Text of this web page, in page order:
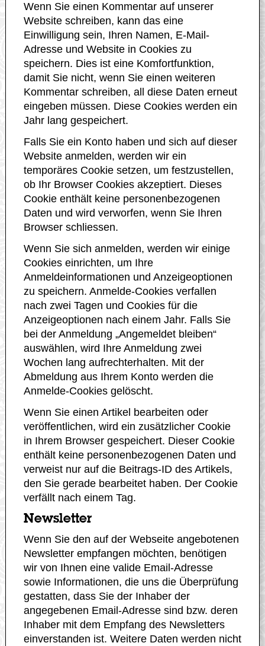
Wenn Sie einen Kommentar auf unserer
Website schreiben, kann das eine
Einwilligung sein, Ihren Namen, E-Mail-
Adresse und Website in Cookies zu
speichern. Dies ist eine Komfortfunktion,
damit Sie nicht, wenn Sie einen weiteren
Kommentar schreiben, all diese Daten erneut
eingeben müssen. Diese Cookies werden ein
Jahr lang gespeichert.
Falls Sie ein Konto haben und sich auf dieser
Website anmelden, werden wir ein
temporäres Cookie setzen, um festzustellen,
ob Ihr Browser Cookies akzeptiert. Dieses
Cookie enthält keine personenbezogenen
Daten und wird verworfen, wenn Sie Ihren
Browser schliessen.
Wenn Sie sich anmelden, werden wir einige
Cookies einrichten, um Ihre
Anmeldeinformationen und Anzeigeoptionen
zu speichern. Anmelde-Cookies verfallen
nach zwei Tagen und Cookies für die
Anzeigeoptionen nach einem Jahr. Falls Sie
bei der Anmeldung „Angemeldet bleiben“
auswählen, wird Ihre Anmeldung zwei
Wochen lang aufrechterhalten. Mit der
Abmeldung aus Ihrem Konto werden die
Anmelde-Cookies gelöscht.
Wenn Sie einen Artikel bearbeiten oder
veröffentlichen, wird ein zusätzlicher Cookie
in Ihrem Browser gespeichert. Dieser Cookie
enthält keine personenbezogenen Daten und
verweist nur auf die Beitrags-ID des Artikels,
den Sie gerade bearbeitet haben. Der Cookie
verfällt nach einem Tag.
Newsletter
Wenn Sie den auf der Webseite angebotenen
Newsletter empfangen möchten, benötigen
wir von Ihnen eine valide Email-Adresse
sowie Informationen, die uns die Überprüfung
gestatten, dass Sie der Inhaber der
angegebenen Email-Adresse sind bzw. deren
Inhaber mit dem Empfang des Newsletters
einverstanden ist. Weitere Daten werden nicht